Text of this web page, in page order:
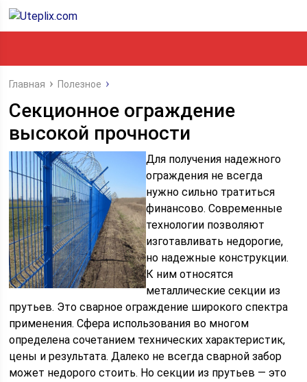
Главная Полезное
Секционное ограждение
высокой прочности
Для получения надежного
ограждения не всегда
нужно сильно тратиться
финансово. Современные
технологии позволяют
изготавливать недорогие,
но надежные конструкции.
К ним относятся
металлические секции из
прутьев. Это сварное ограждение широкого спектра
применения. Сфера использования во многом
определена сочетанием технических характеристик,
цены и результата. Далеко не всегда сварной забор
может недорого стоить. Но секции из прутьев — это